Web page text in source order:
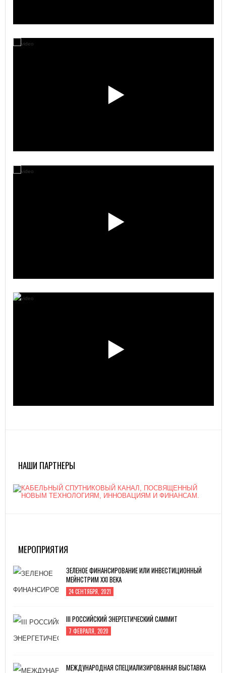
НАШИ ПАРТНЕРЫ
МЕРОПРИЯТИЯ
III РОССИЙСКИЙ ЭНЕРГЕТИЧЕСКИЙ САММИТ
7 ФЕВРАЛЯ, 2020
МЕЖДУНАРОДНАЯ СПЕЦИАЛИЗИРОВАННАЯ ВЫСТАВКА
«ИМПОРТОЗАМЕЩЕНИЕ»
ИННОПРОМ -2019